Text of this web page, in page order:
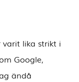
lika strikt i
Google,
ändå